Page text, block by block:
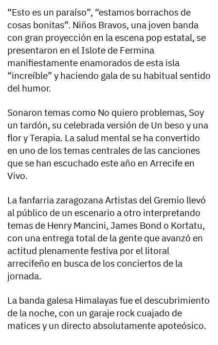
“Esto es un paraíso”, “estamos borrachos de
cosas bonitas”. Niños Bravos, una joven banda
con gran proyección en la escena pop estatal, se
presentaron en el Islote de Fermina
manifiestamente enamorados de esta isla
“increíble” y haciendo gala de su habitual sentido
del humor.
Sonaron temas como No quiero problemas, Soy
un tardón, su celebrada versión de Un beso y una
flor y Terapia. La salud mental se ha convertido
en uno de los temas centrales de las canciones
que se han escuchado este año en Arrecife en
Vivo.
La fanfarria zaragozana Artistas del Gremio llevó
al público de un escenario a otro interpretando
temas de Henry Mancini, James Bond o Kortatu,
con una entrega total de la gente que avanzó en
actitud plenamente festiva por el litoral
arrecifeño en busca de los conciertos de la
jornada.
La banda galesa Himalayas fue el descubrimiento
de la noche, con un garaje rock cuajado de
matices y un directo absolutamente apoteósico.